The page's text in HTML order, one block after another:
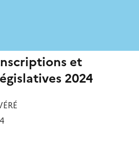
et
2024